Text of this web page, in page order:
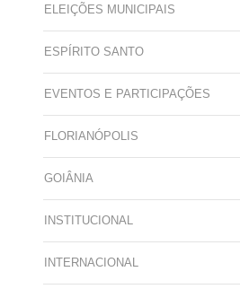
ELEIÇÕES MUNICIPAIS
ESPÍRITO SANTO
EVENTOS E PARTICIPAÇÕES
FLORIANÓPOLIS
GOIÂNIA
INSTITUCIONAL
INTERNACIONAL